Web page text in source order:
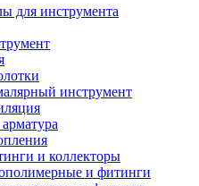
для инструмента
инструмент
и коллекторы
и фитинги